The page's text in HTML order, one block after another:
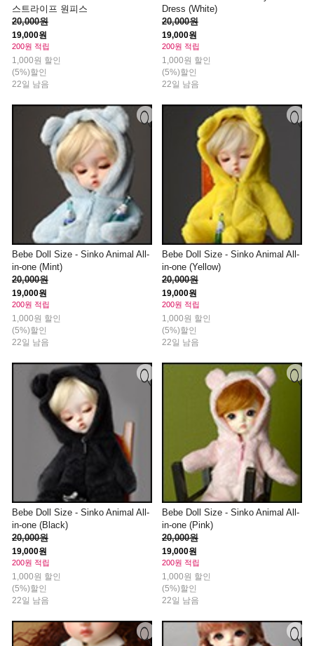
스트라이프 원피스
20,000원
19,000원
200원 적립
1,000원 할인
(5%)할인
22일 남음
Dress (White)
20,000원
19,000원
200원 적립
1,000원 할인
(5%)할인
22일 남음
Bebe Doll Size - Sinko Animal All-
in-one (Mint)
20,000원
19,000원
200원 적립
1,000원 할인
(5%)할인
22일 남음
Bebe Doll Size - Sinko Animal All-
in-one (Yellow)
20,000원
19,000원
200원 적립
1,000원 할인
(5%)할인
22일 남음
Bebe Doll Size - Sinko Animal All-
in-one (Black)
20,000원
19,000원
200원 적립
1,000원 할인
(5%)할인
22일 남음
Bebe Doll Size - Sinko Animal All-
in-one (Pink)
20,000원
19,000원
200원 적립
1,000원 할인
(5%)할인
22일 남음